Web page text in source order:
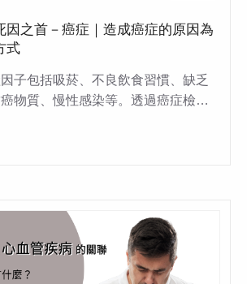
因之首－癌症｜造成癌症的原因為
式
子包括吸菸、不良飲食習慣、缺乏
物質、慢性感染等。透過癌症檢…